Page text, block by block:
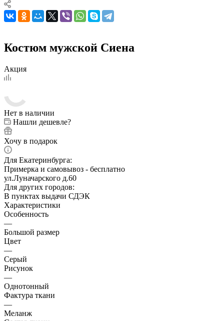
Костюм мужской Сиена
Акция
Нет в наличии
Нашли дешевле?
Хочу в подарок
Для Екатеринбурга:
Примерка и самовывоз - бесплатно
ул.Луначарского д.60
Для других городов:
В пунктах выдачи СДЭК
Характеристики
Особенность
—
Большой размер
Цвет
—
Серый
Рисунок
—
Однотонный
Фактура ткани
—
Меланж